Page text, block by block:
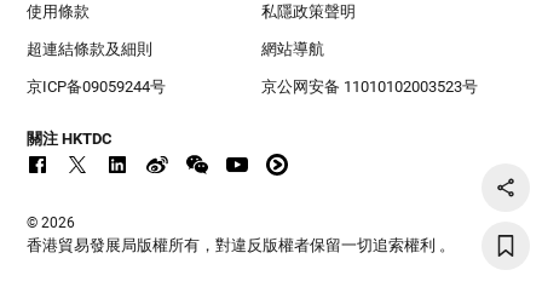
使用條款 私隱政策聲明
超連結條款及細則 網站導航
京ICP备09059244号 京公网安备 11010102003523号
關注 HKTDC
© 2026
香港貿易發展局版權所有，對違反版權者保留一切追索權利 。